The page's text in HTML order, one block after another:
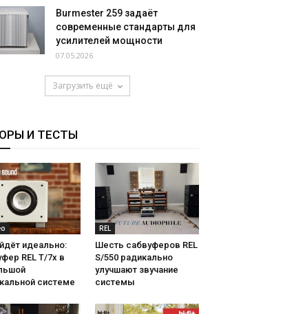
Burmester 259 задаёт
современные стандарты для
усилителей мощности
07.05.2026
Загрузить ещё
И ТЕСТЫ
идеально:
REL T/7x в
системе
REL
Шесть сабвуферов REL
S/550 радикально
улучшают звучание
системы